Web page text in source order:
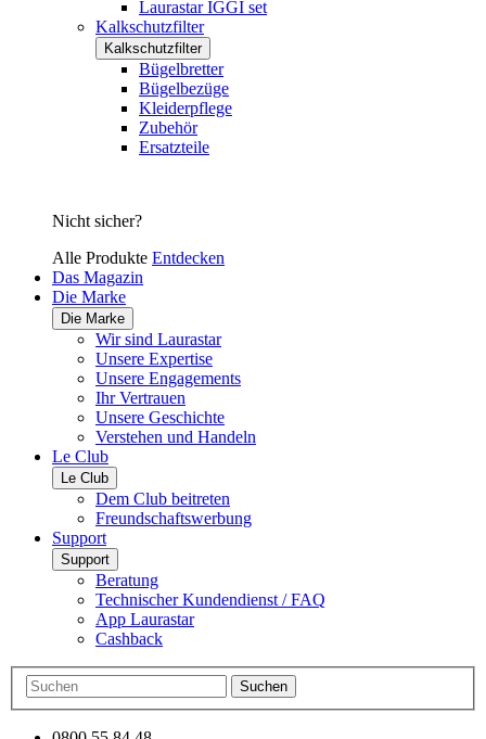
Laurastar IGGI set
Kalkschutzfilter
Kalkschutzfilter
Bügelbretter
Bügelbezüge
Kleiderpflege
Zubehör
Ersatzteile
Nicht sicher?
Alle Produkte Entdecken
Das Magazin
Die Marke
Die Marke
Wir sind Laurastar
Unsere Expertise
Unsere Engagements
Ihr Vertrauen
Unsere Geschichte
Verstehen und Handeln
Le Club
Le Club
Dem Club beitreten
Freundschaftswerbung
Support
Support
Beratung
Technischer Kundendienst / FAQ
App Laurastar
Cashback
Suchen